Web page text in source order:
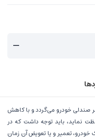
صندلی خودرو می‌گردد و با کاهش
نماید، باید توجه داشت که در
تعمیر و یا تعویض آن زمان